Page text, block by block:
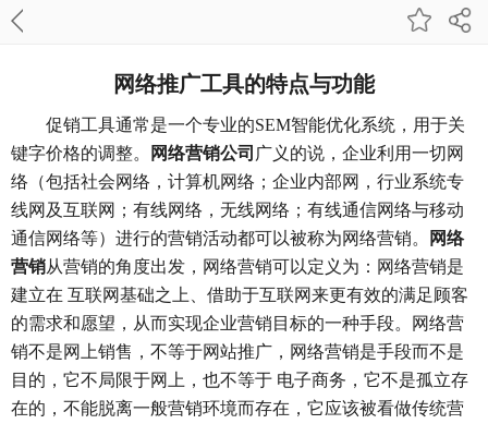
网络推广工具的特点与功能
促销工具通常是一个专业的SEM智能优化系统，用于关
键字价格的调整。
网络营销公司 广义的说，企业利用一切网
络（包括社会网络，计算机网络；企业内部网，行业系统专
线网及互联网；有线网络，无线网络；有线通信网络与移动
通信网络等）进行的营销活动都可以被称为网络营销。
网络
营销从营销的角度出发，网络营销可以定义为：网络营销是
建立在 互联网基础之上、借助于互联网来更有效的满足顾客
的需求和愿望，从而实现企业营销目标的一种手段。网络营
销不是网上销售，不等于网站推广，网络营销是手段而不是
目的，它不局限于网上，也不等于 电子商务，它不是孤立存
在的，不能脱离一般营销环境而存在，它应该被看做传统营